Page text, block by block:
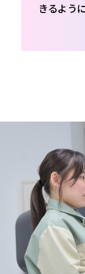
きるよう